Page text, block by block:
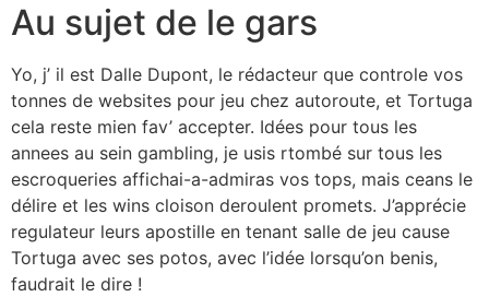
Au sujet de le gars
Yo, j’ il est Dalle Dupont, le rédacteur que controle vos
tonnes de websites pour jeu chez autoroute, et Tortuga
cela reste mien fav’ accepter. Idées pour tous les
annees au sein gambling, je usis rtombé sur tous les
escroqueries affichai-a-admiras vos tops, mais ceans le
délire et les wins cloison deroulent promets. J’apprécie
regulateur leurs apostille en tenant salle de jeu cause
Tortuga avec ses potos, avec l’idée lorsqu’on benis,
faudrait le dire !